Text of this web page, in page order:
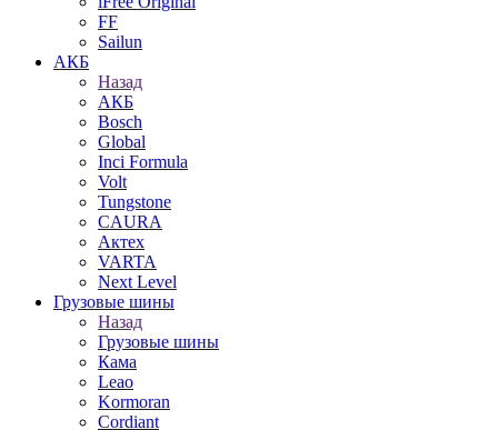
FF
Sailun
АКБ
Назад
АКБ
Bosch
Global
Inci Formula
Volt
Tungstone
CAURA
Актех
VARTA
Next Level
Грузовые шины
Назад
Грузовые шины
Кама
Leao
Kormoran
Cordiant